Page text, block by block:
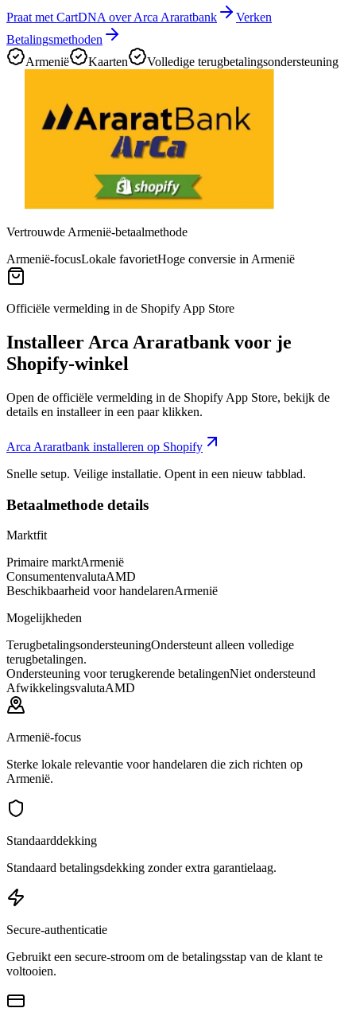
Praat met CartDNA over Arca Araratbank
Verken
Betalingsmethoden
Armenië
Kaarten Volledige terugbetalingsondersteuning
Vertrouwde Armenië-betaalmethode
Armenië-focusLokale favorietHoge conversie in Armenië
Officiële vermelding in de Shopify App Store
Installeer Arca Araratbank voor je
Shopify-winkel
Open de officiële vermelding in de Shopify App Store, bekijk de
details en installeer in een paar klikken.
Arca Araratbank installeren op Shopify
Snelle setup. Veilige installatie. Opent in een nieuw tabblad.
Betaalmethode details
Marktfit
Primaire marktArmenië
ConsumentenvalutaAMD
Beschikbaarheid voor handelarenArmenië
Mogelijkheden
TerugbetalingsondersteuningOndersteunt alleen volledige
terugbetalingen.
Ondersteuning voor terugkerende betalingenNiet ondersteund
AfwikkelingsvalutaAMD
Armenië-focus
Sterke lokale relevantie voor handelaren die zich richten op
Armenië.
Standaarddekking
Standaard betalingsdekking zonder extra garantielaag.
Secure-authenticatie
Gebruikt een secure-stroom om de betalingsstap van de klant te
voltooien.